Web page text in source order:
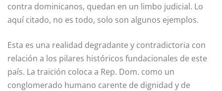
contra dominicanos, quedan en un limbo judicial. Lo
aquí citado, no es todo, solo son algunos ejemplos.
Esta es una realidad degradante y contradictoria con
relación a los pilares históricos fundacionales de este
país. La traición coloca a Rep. Dom. como un
conglomerado humano carente de dignidad y de